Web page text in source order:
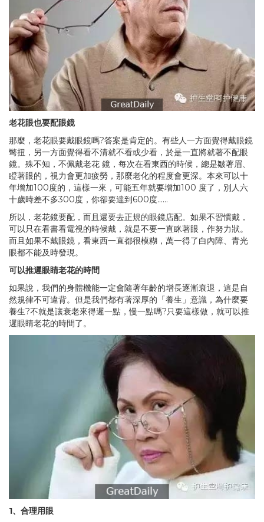
老花眼也要配眼鏡
那麼，老花眼要戴眼鏡嗎?答案是肯定的。有些人一方面覺得戴眼鏡
彆扭，另一方面覺得看不清就不看或少看，於是一直將就著不配眼
鏡。殊不知，不佩戴老花 鏡，每次在看東西的時候，總是皺著眉、
瞪著眼的，視力會更加疲勞，那麼老化的程度會更深。本來可以十
年增加100度的，這樣一來，可能五年就要增加100 度了，別人六
十歲時差不多300度，你卻要達到600度……
所以，老花鏡要配，而且還要去正規的眼鏡店配。如果不習慣戴，
可以只在看書看電視的時候戴，就是不要一直眯著眼，作努力狀。
而且如果不戴眼鏡，看東西一直都很模糊，萬一得了白內障、青光
眼都不能及時發現。
可以推遲眼睛老花的時間
如果說，我們的身體機能一定會隨著年齡的增長逐漸衰退，這是自
然規律不可違背。但是我們都有著深厚的「養生」意識，為什麼要
養生?不就是讓衰老來得遲一點，慢一點嗎?只要這樣做，就可以推
遲眼睛老花的時間了。
1、 合理用眼